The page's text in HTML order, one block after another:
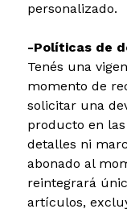
personalizado.
-Políticas de
Tenés una
momento de
solicitar una
producto en
detalles ni
abonado al
reintegrará
artículos,